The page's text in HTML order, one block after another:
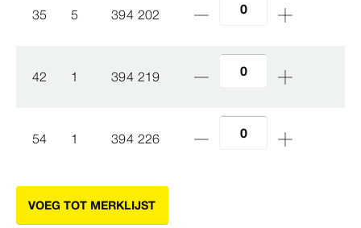
35 5 394 202
42 1 394 219
54 1 394 226
VOEG TOT MERKLIJST